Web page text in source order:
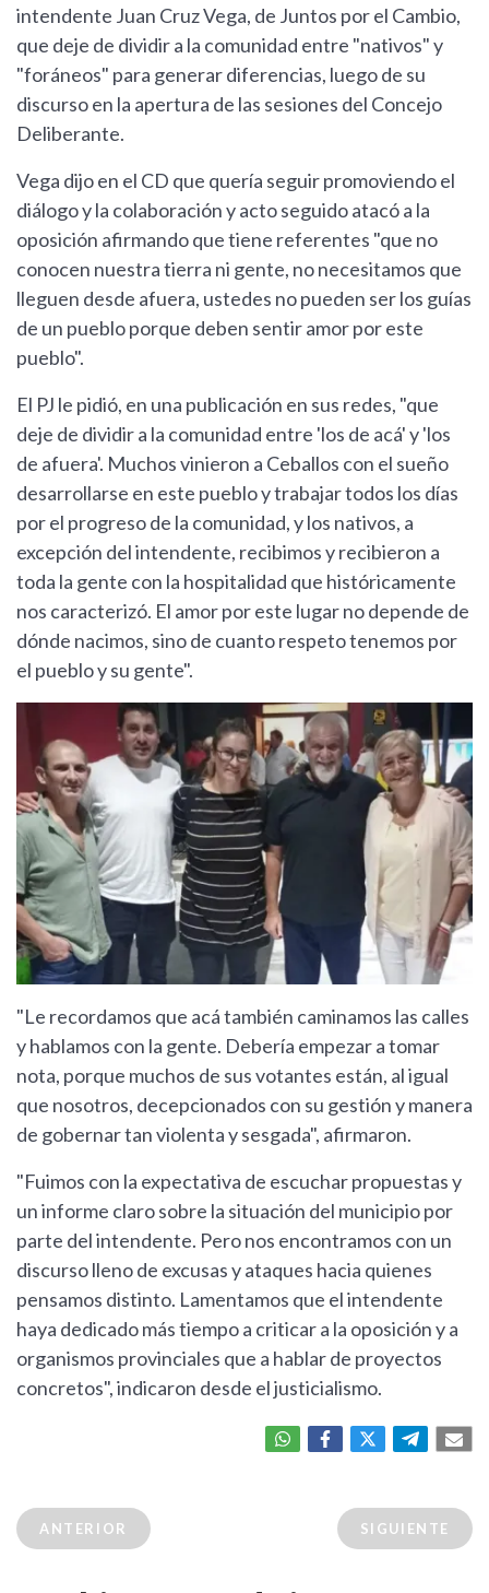
intendente Juan Cruz Vega, de Juntos por el Cambio,
que deje de dividir a la comunidad entre "nativos" y
"foráneos" para generar diferencias, luego de su
discurso en la apertura de las sesiones del Concejo
Deliberante.
Vega dijo en el CD que quería seguir promoviendo el
diálogo y la colaboración y acto seguido atacó a la
oposición afirmando que tiene referentes "que no
conocen nuestra tierra ni gente, no necesitamos que
lleguen desde afuera, ustedes no pueden ser los guías
de un pueblo porque deben sentir amor por este
pueblo".
El PJ le pidió, en una publicación en sus redes, "que
deje de dividir a la comunidad entre 'los de acá' y 'los
de afuera'. Muchos vinieron a Ceballos con el sueño
desarrollarse en este pueblo y trabajar todos los días
por el progreso de la comunidad, y los nativos, a
excepción del intendente, recibimos y recibieron a
toda la gente con la hospitalidad que históricamente
nos caracterizó. El amor por este lugar no depende de
dónde nacimos, sino de cuanto respeto tenemos por
el pueblo y su gente".
"Le recordamos que acá también caminamos las calles
y hablamos con la gente. Debería empezar a tomar
nota, porque muchos de sus votantes están, al igual
que nosotros, decepcionados con su gestión y manera
de gobernar tan violenta y sesgada", afirmaron.
"Fuimos con la expectativa de escuchar propuestas y
un informe claro sobre la situación del municipio por
parte del intendente. Pero nos encontramos con un
discurso lleno de excusas y ataques hacia quienes
pensamos distinto. Lamentamos que el intendente
haya dedicado más tiempo a criticar a la oposición y a
organismos provinciales que a hablar de proyectos
concretos", indicaron desde el justicialismo.
ANTERIOR SIGUIENTE